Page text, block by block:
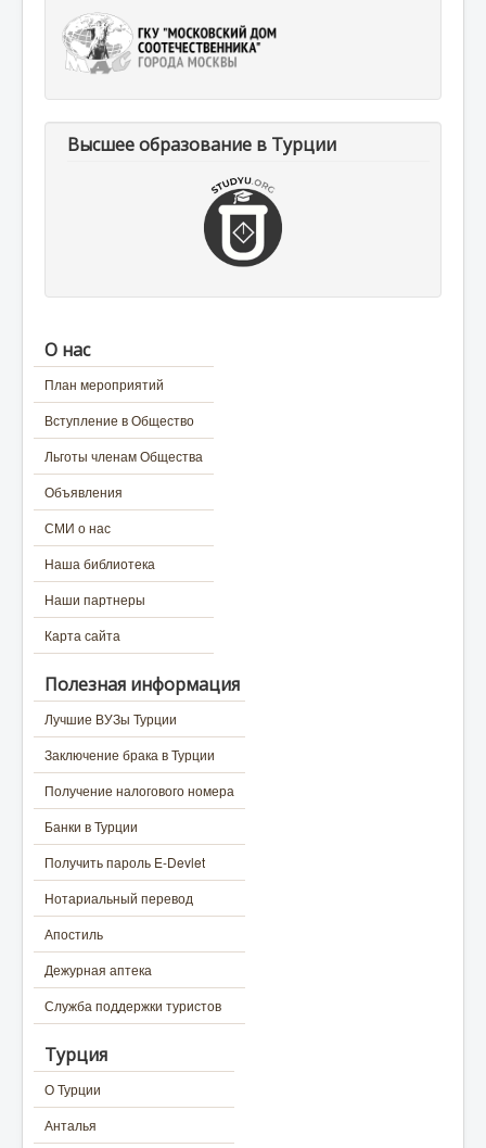
Высшее образование в Турции
О нас
План мероприятий
Вступление в Общество
Льготы членам Общества
Объявления
СМИ о нас
Наша библиотека
Наши партнеры
Карта сайта
Полезная информация
Лучшие ВУЗы Турции
Заключение брака в Турции
Получение налогового номера
Банки в Турции
Получить пароль E-Devlet
Нотариальный перевод
Апостиль
Дежурная аптека
Служба поддержки туристов
Турция
О Турции
Анталья